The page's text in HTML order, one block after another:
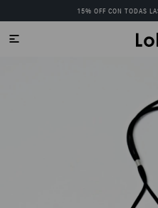
15% OFF CON TODAS
